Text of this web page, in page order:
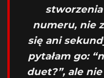
numeru, nie
się ani
pytałam go:
duet?”, ale